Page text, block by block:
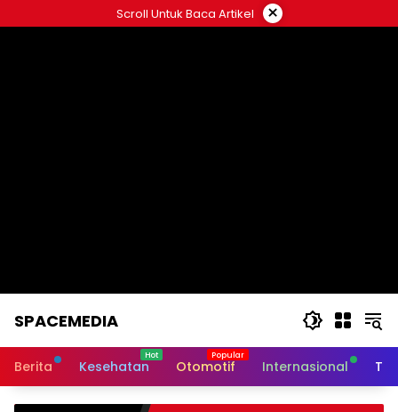
to
Scroll Untuk Baca Artikel ×
SPACEMEDIA
Berita Kesehatan Otomotif Internasional